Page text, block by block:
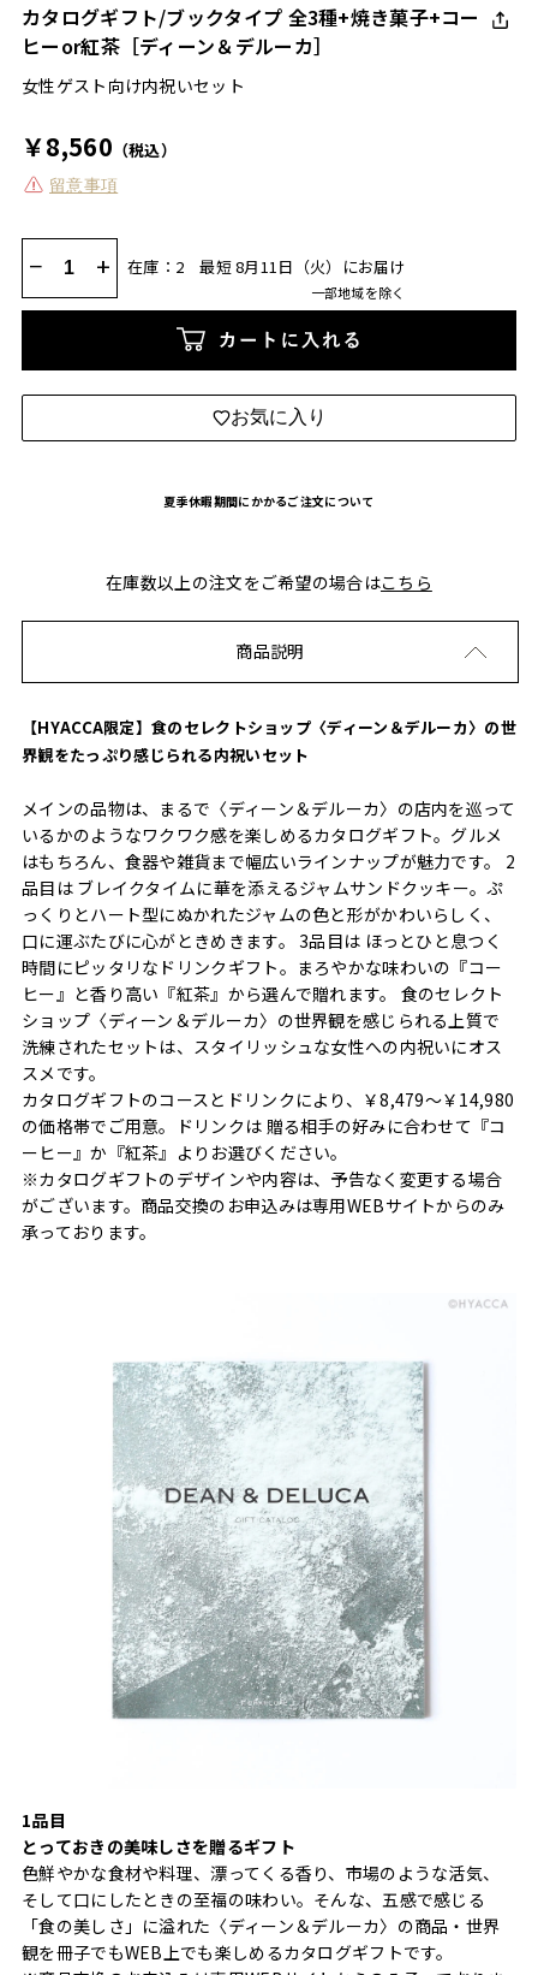
カタログギフト/ブックタイプ 全3種+焼き菓子+コー
ヒーor紅茶［ディーン＆デルーカ］
女性ゲスト向け内祝いセット
￥8,560 （税込）
留意事項
− + 在庫：2 最短 8月11日（火）にお届け
一部地域を除く
カートに入れる
お気に入り
夏季休暇期間にかかるご注文について
在庫数以上の注文をご希望の場合はこちら
商品説明
【HYACCA限定】食のセレクトショップ〈ディーン＆デルーカ〉の世
界観をたっぷり感じられる内祝いセット
メインの品物は、まるで〈ディーン＆デルーカ〉の店内を巡って
いるかのようなワクワク感を楽しめるカタログギフト。グルメ
はもちろん、食器や雑貨まで幅広いラインナップが魅力です。 2
品目は ブレイクタイムに華を添えるジャムサンドクッキー。ぷ
っくりとハート型にぬかれたジャムの色と形がかわいらしく、
口に運ぶたびに心がときめきます。 3品目は ほっとひと息つく
時間にピッタリなドリンクギフト。まろやかな味わいの『コー
ヒー』と香り高い『紅茶』から選んで贈れます。 食のセレクト
ショップ〈ディーン＆デルーカ〉の世界観を感じられる上質で
洗練されたセットは、スタイリッシュな女性への内祝いにオス
スメです。
カタログギフトのコースとドリンクにより、￥8,479～￥14,980
の価格帯でご用意。ドリンクは 贈る相手の好みに合わせて『コ
ーヒー』か『紅茶』よりお選びください。
※カタログギフトのデザインや内容は、予告なく変更する場合
がございます。商品交換のお申込みは専用WEBサイトからのみ
承っております。
1品目
とっておきの美味しさを贈るギフト
色鮮やかな食材や料理、漂ってくる香り、市場のような活気、
そして口にしたときの至福の味わい。そんな、五感で感じる
「食の美しさ」に溢れた〈ディーン＆デルーカ〉の商品・世界
観を冊子でもWEB上でも楽しめるカタログギフトです。